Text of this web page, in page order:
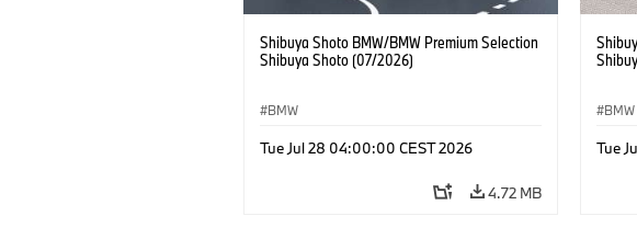
Shibuya Shoto BMW/BMW Premium Selection
Shibuya Shoto (07/2026)
BMW
Tue Jul 28 04:00:00 CEST 2026
4.72 MB
BMW
Tue